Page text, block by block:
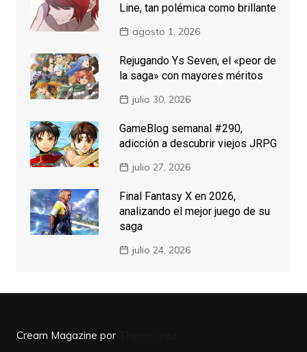
Line, tan polémica como brillante
agosto 1, 2026
Rejugando Ys Seven, el «peor de
la saga» con mayores méritos
julio 30, 2026
GameBlog semanal #290,
adicción a descubrir viejos JRPG
julio 27, 2026
Final Fantasy X en 2026,
analizando el mejor juego de su
saga
julio 24, 2026
Cream Magazine por